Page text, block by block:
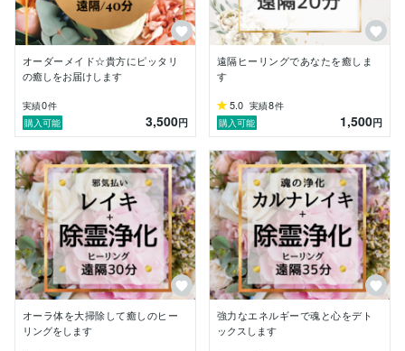
昔は、メンヘラの恋愛依存体質でしたが
レイキとの出会いでで人生が変容しました！
私の使命です(^^)
みなさまの、光になれたら幸いです♡
※同業者様もヒーリング可能ですが、
オーダーメイド☆貴方にピッタリ
の癒しをお届けします
実績0件
購入可能
3,500円
遠隔ヒーリングであなたを癒しま
す
5.0 実績8件
購入可能
1,500円
オーラ体を大掃除して癒しのヒー
リングをします
強力なエネルギーで魂と心をデト
ックスします